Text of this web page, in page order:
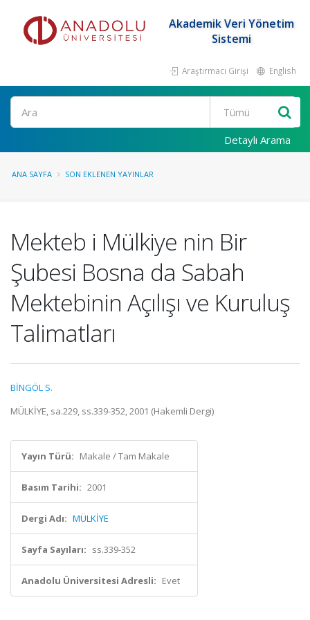
Akademik Veri Yönetim
Sistemi
Araştırmacı Girişi English
Ara
Detaylı Arama
ANA SAYFA SON EKLENEN YAYINLAR
Mekteb i Mülkiye nin Bir
Şubesi Bosna da Sabah
Mektebinin Açılışı ve Kuruluş
Talimatları
BİNGÖL S.
MÜLKİYE, sa.229, ss.339-352, 2001 (Hakemli Dergi)
Yayın Türü: Makale / Tam Makale
Basım Tarihi: 2001
Dergi Adı: MÜLKİYE
Sayfa Sayıları: ss.339-352
Anadolu Üniversitesi Adresli: Evet